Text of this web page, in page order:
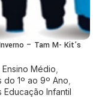
– Tam M- Kit’s
Ensino Médio
do 1º ao 9º Ano
Educação Infantil